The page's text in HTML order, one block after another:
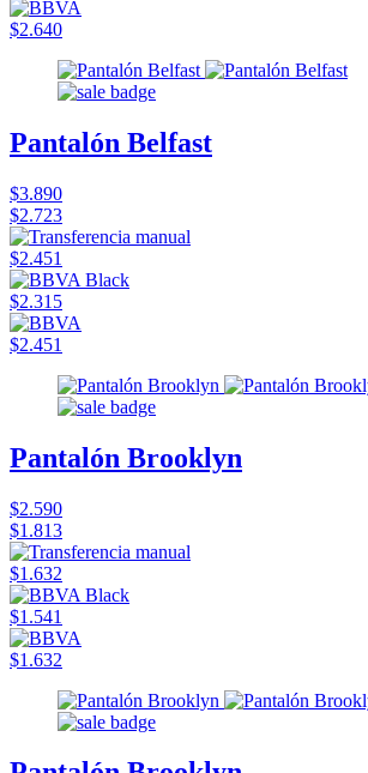
$2.640
Pantalón Belfast
$3.890
$2.723
$2.451
$2.315
$2.451
Pantalón Brooklyn
$2.590
$1.813
$1.632
$1.541
$1.632